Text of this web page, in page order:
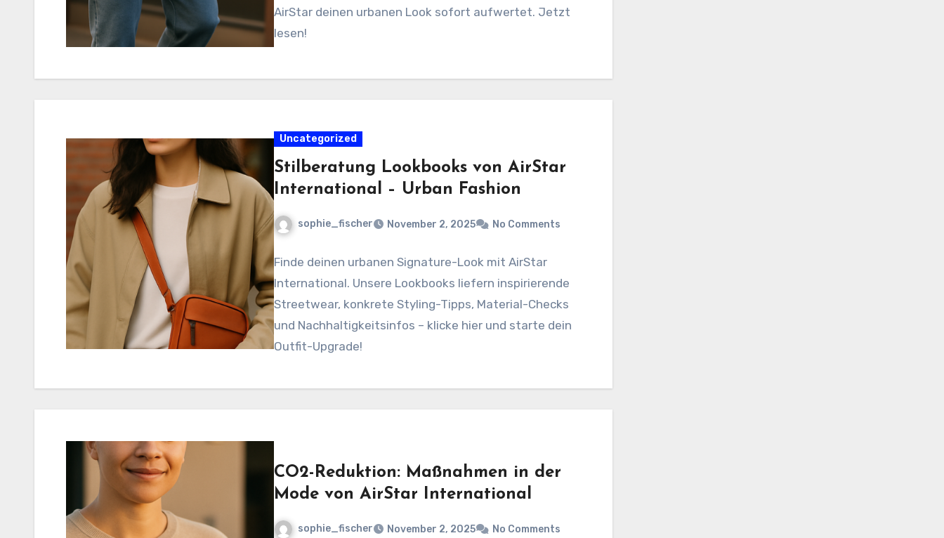
AirStar deinen urbanen Look sofort aufwertet. Jetzt
lesen!
Uncategorized
Stilberatung Lookbooks von AirStar
International – Urban Fashion
sophie_fischer November 2, 2025 No Comments
Finde deinen urbanen Signature-Look mit AirStar
International. Unsere Lookbooks liefern inspirierende
Streetwear, konkrete Styling-Tipps, Material-Checks
und Nachhaltigkeitsinfos – klicke hier und starte dein
Outfit-Upgrade!
CO2-Reduktion: Maßnahmen in der
Mode von AirStar International
sophie_fischer November 2, 2025 No Comments